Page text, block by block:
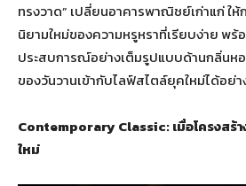
ทรงวาด” เปลี่ยนอาคารพาณิชย์เก่าแก่ ใ
นิยามใหม่ของความหรูหราที่เรียบง่าย พ
ประสบการณ์อย่างเต็มรูปแบบด้านกลิ่นหอ
ของวันวานเข้ากับไลฟ์สไตล์ยุคใหม่ได้อย่
Contemporary Classic: เมื่อโครงสร้า
ใหม่